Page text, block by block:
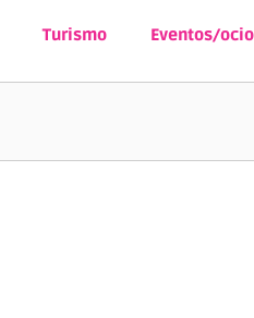
Turismo Eventos/ocio